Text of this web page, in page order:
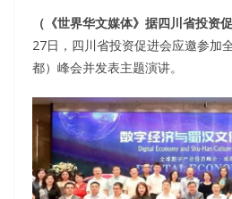
（《世界华文媒体》据四川省投资
27日，四川省投资促进会应邀参加
都）峰会并发表主题演讲。